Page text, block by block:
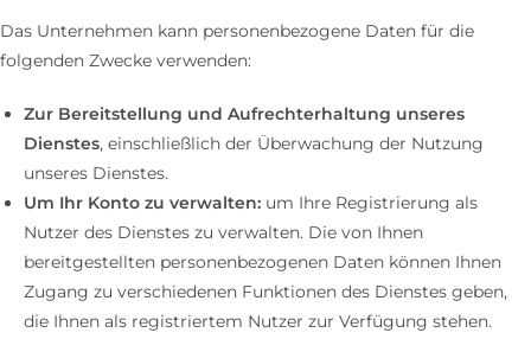
Das Unternehmen kann personenbezogene Daten für die
folgenden Zwecke verwenden:
Zur Bereitstellung und Aufrechterhaltung unseres
Dienstes, einschließlich der Überwachung der Nutzung
unseres Dienstes.
Um Ihr Konto zu verwalten: um Ihre Registrierung als
Nutzer des Dienstes zu verwalten. Die von Ihnen
bereitgestellten personenbezogenen Daten können Ihnen
Zugang zu verschiedenen Funktionen des Dienstes geben,
die Ihnen als registriertem Nutzer zur Verfügung stehen.